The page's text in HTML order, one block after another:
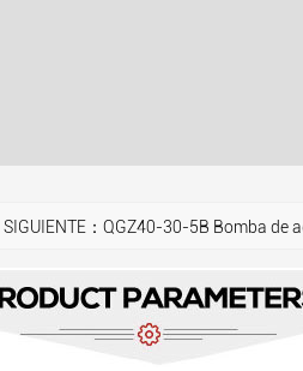
SIGUIENTE：QGZ40-30-5B Bomba de